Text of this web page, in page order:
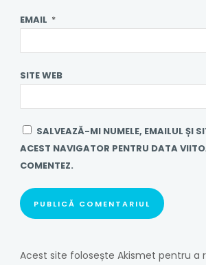
EMAIL *
SITE WEB
SALVEAZĂ-MI NUMELE, EMAILUL ȘI
ACEST NAVIGATOR PENTRU DATA
COMENTEZ.
Acest site folosește Akismet pentru a